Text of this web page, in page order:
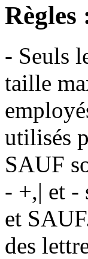
Règles
- Seuls
taille
utilisés
SAUF
- +,| et -
et
des